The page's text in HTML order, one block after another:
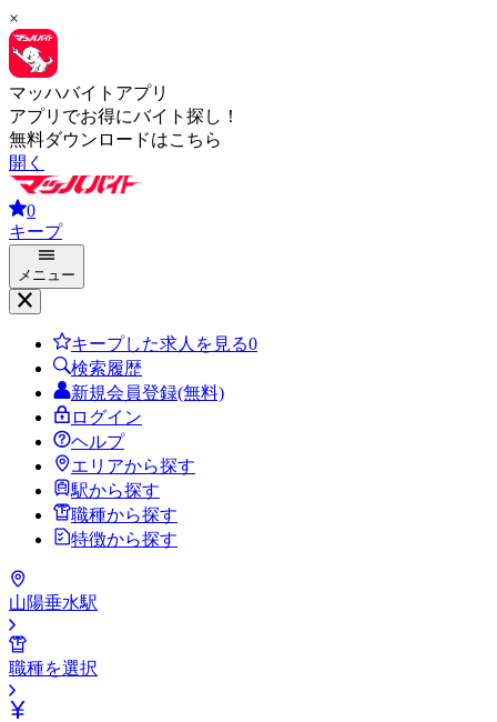
×
マッハバイトアプリ
アプリでお得にバイト探し！
無料ダウンロードはこちら
開く
0
キープ
メニュー
キープした求人を見る0
検索履歴
新規会員登録(無料)
ログイン
ヘルプ
エリアから探す
駅から探す
職種から探す
特徴から探す
山陽垂水駅
職種を選択